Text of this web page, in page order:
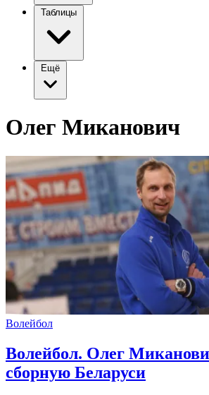
Таблицы
Ещё
Олег Миканович
Волейбол
Волейбол. Олег
сборную Беларуси